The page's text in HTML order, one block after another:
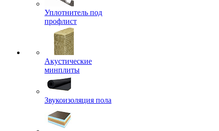
Уплотнитель под
профлист
Акустические
минплиты
Звукоизоляция пола